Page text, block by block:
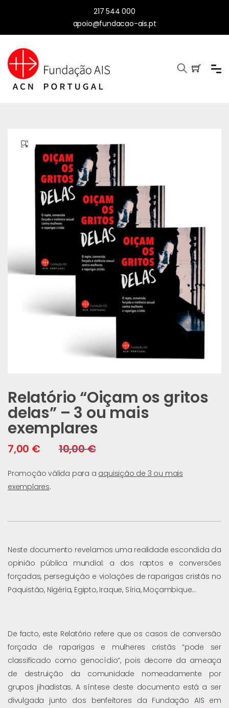
217 544 000
apoio@fundacao-ais.pt
🔍
Relatório “Oiçam os gritos
delas” – 3 ou mais
exemplares
10,00€
7,00 €
Promoção válida para a aquisição de 3 ou mais
exemplares.
Neste documento revelamos uma realidade escondida da
opinião pública mundial: a dos raptos e conversões
forçadas, perseguição e violações de raparigas cristãs no
Paquistão, Nigéria, Egipto, Iraque, Síria, Moçambique…
De facto, este Relatório refere que os casos de conversão
forçada de raparigas e mulheres cristãs “pode ser
classificado como genocídio”, pois decorre da ameaça
de destruição da comunidade nomeadamente por
grupos jihadistas. A síntese deste documento está a ser
divulgada junto dos benfeitores da Fundação AIS em